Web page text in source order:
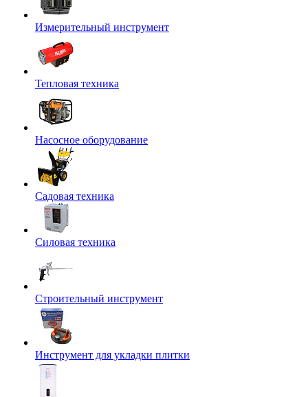
Измерительный инструмент
Тепловая техника
Насосное оборудование
Садовая техника
Силовая техника
Строительный инструмент
Инструмент для укладки плитки